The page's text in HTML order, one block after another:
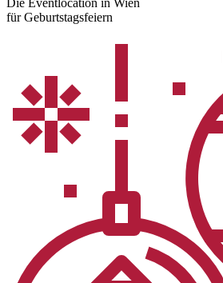
Die Eventlocation in Wien
für Geburtstagsfeiern